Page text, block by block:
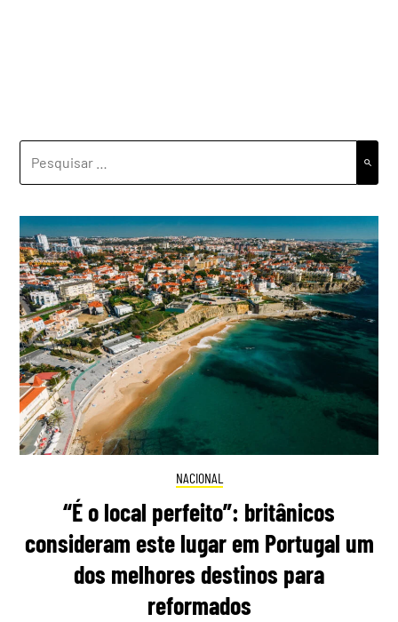
POR:
NACIONAL
“É o local perfeito”: britânicos
consideram este lugar em Portugal um
dos melhores destinos para
reformados